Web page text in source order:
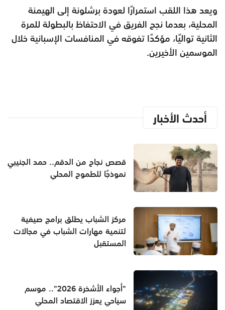
ويعد هذا اللقب استمرارًا لعودة برشلونة إلى الهيمنة
المحلية، بعدما نجح الفريق في الاحتفاظ بالبطولة للمرة
الثانية تواليًا، مؤكدًا تفوقه في المنافسات الإسبانية خلال
الموسمين الأخيرين.
أحدث الأخبار
قصص نجاح من الدقم.. حمد الجنيبي
نموذجًا للطموح المحلي
مركز الشباب يطلق برامج صيفية
لتنمية مهارات الشباب في مجالات
المستقبل
"أجواء الأشخرة 2026".. موسم
سياحي يعزز الاقتصاد المحلي